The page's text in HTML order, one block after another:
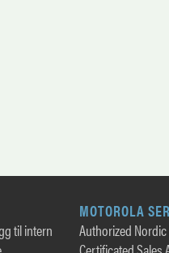
til intern
MOTOROLA
Authorized